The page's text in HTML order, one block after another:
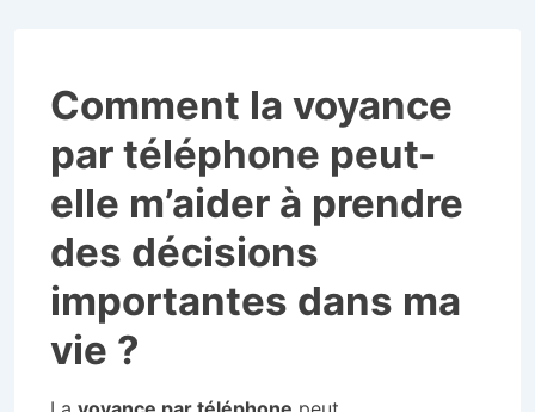
Comment la voyance
par téléphone peut-
elle m’aider à prendre
des décisions
importantes dans ma
vie ?